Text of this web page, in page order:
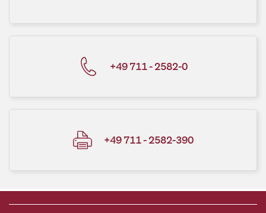
+49 711 - 2582-0
+49 711 - 2582-390